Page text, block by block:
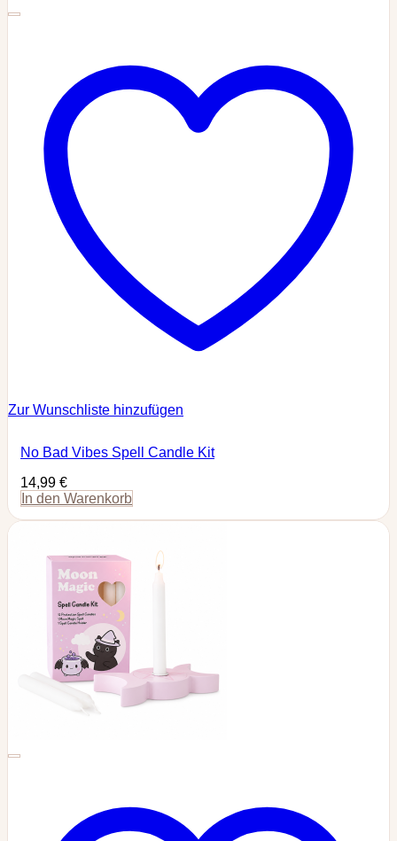
Zur Wunschliste hinzufügen
No Bad Vibes Spell Candle Kit
14,99 €
In den Warenkorb